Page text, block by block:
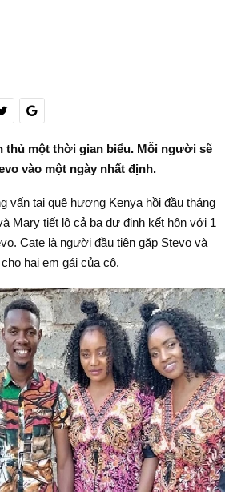
thủ một thời gian biểu. Mỗi người sẽ
vào một ngày nhất định.
vấn tại quê hương Kenya hồi đầu tháng
Mary tiết lộ cả ba dự định kết hôn với 1
Cate là người đầu tiên gặp Stevo và
hai em gái của cô.